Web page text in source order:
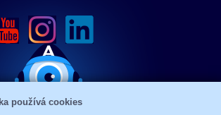
používá cookies